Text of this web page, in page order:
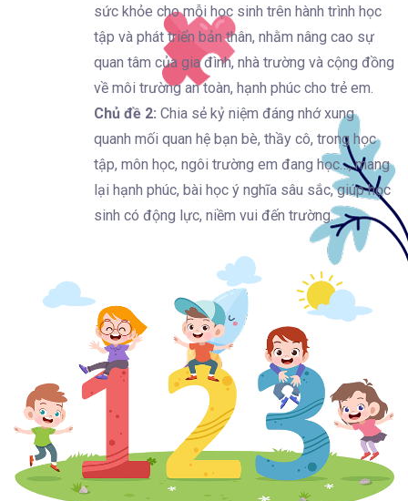
sức khỏe cho mỗi học sinh trên hành trình học
tập và phát triển bản thân, nhằm nâng cao sự
quan tâm của gia đình, nhà trường và cộng đồng
về môi trường an toàn, hạnh phúc cho trẻ em.
Chủ đề 2: Chia sẻ kỷ niệm đáng nhớ xung
quanh mối quan hệ bạn bè, thầy cô, trong học
tập, môn học, ngôi trường em đang học…, mang
lại hạnh phúc, bài học ý nghĩa sâu sắc, giúp học
sinh có động lực, niềm vui đến trường.